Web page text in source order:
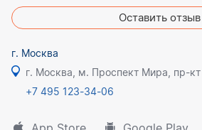
Оставить отзыв
г. Москва
+7 495 123-34-06